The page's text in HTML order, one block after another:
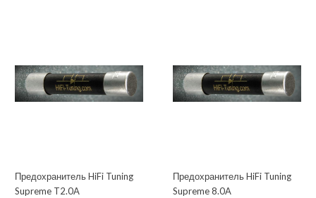
Предохранитель HiFi Tuning
Supreme T2.0A
Предохранитель HiFi Tuning
Supreme 8.0A